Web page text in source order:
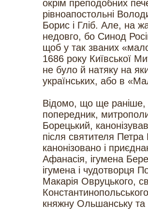
окрім преподобних
рівноапостольні
Борис і Гліб. Але, на
недовго, бо Синод
щоб у так званих
1686 року Київської
не було й натяку на
українських, або в
Відомо, що ще раніше,
попередник,
Борецький,
після святителя
канонізовано і
Афанасія, ігумена
ігумена і чудотворця
Макарія Овруцького,
княжну Ольшанську та